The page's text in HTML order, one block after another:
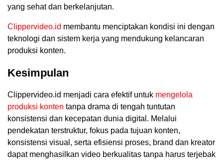
yang sehat dan berkelanjutan.
Clippervideo.id membantu menciptakan kondisi ini dengan
teknologi dan sistem kerja yang mendukung kelancaran
produksi konten.
Kesimpulan
Clippervideo.id menjadi cara efektif untuk mengelola
produksi konten tanpa drama di tengah tuntutan
konsistensi dan kecepatan dunia digital. Melalui
pendekatan terstruktur, fokus pada tujuan konten,
konsistensi visual, serta efisiensi proses, brand dan kreator
dapat menghasilkan video berkualitas tanpa harus terjebak